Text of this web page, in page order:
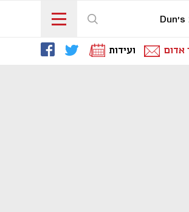
Dun's
אדום ועידות